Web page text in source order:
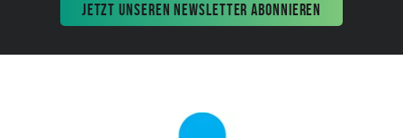
JETZT UNSEREN NEWSLETTER ABONNIEREN